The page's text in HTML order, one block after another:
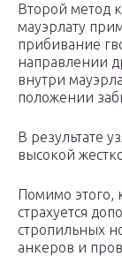
Второй метод
мауэрлату
прибивание
направлении
внутри
положении
В результате
высокой
Помимо этого,
страхуется
стропильных
анкеров и